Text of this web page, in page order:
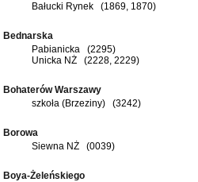
Bałucki Rynek (1869, 1870)
Bednarska
Pabianicka (2295)
Unicka NŻ (2228, 2229)
Bohaterów Warszawy
szkoła (Brzeziny) (3242)
Borowa
Siewna NŻ (0039)
Boya-Żeleńskiego